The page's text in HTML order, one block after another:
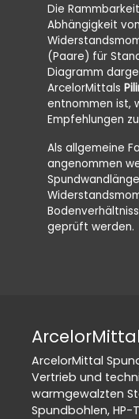
Die
Abhängigkeit
(Paare) für
Diagramm
ArcelorMittals
entnommen ist,
Empfehlungen
Als allgemeine
angenommen
geprüft werden.
ArcelorMittal
Vertrieb und
warmgewalzten
Spundbohlen,